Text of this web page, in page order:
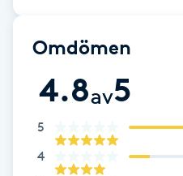
Fransk manikyr
Frekvensterapi
Friskvård
Omdömen
4.8av5
5
4